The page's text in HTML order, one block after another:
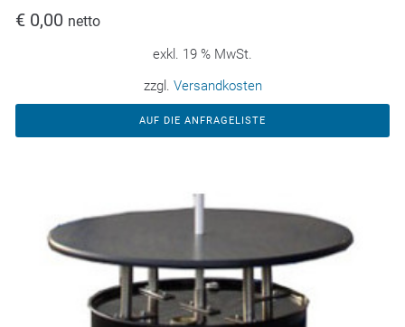
€ 0,00 netto
exkl. 19 % MwSt.
zzgl. Versandkosten
AUF DIE ANFRAGELISTE